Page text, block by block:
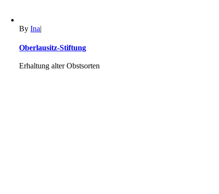
ByIna|
Oberlausitz-Stiftung
Erhaltung alter Obstsorten